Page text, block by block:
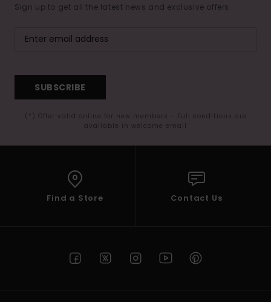
Sign up to get all the latest news and exclusive offers.
SUBSCRIBE
(*) Offer valid online for new members - Full conditions are
available in welcome email
Find a Store Contact Us